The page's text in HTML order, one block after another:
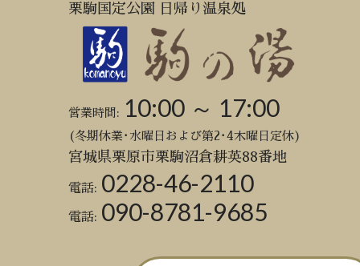
栗駒国定公園 日帰り温泉処
営業時間: 10:00 ～ 17:00
(冬期休業･水曜日および第2･4木曜日定休)
宮城県栗原市栗駒沼倉耕英88番地
電話: 0228-46-2110
電話: 090-8781-9685